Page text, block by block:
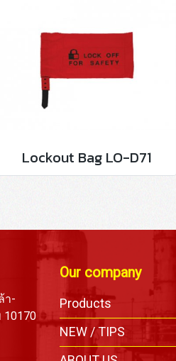
Lockout Bag LO-D71
า-
Our company
Products
NEW / TIPS